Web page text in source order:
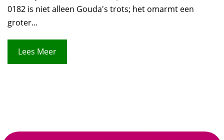
0182 is niet alleen Gouda's trots; het omarmt een
groter...
Lees Meer